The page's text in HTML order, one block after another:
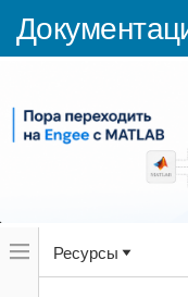
Переключатель
навигационного
меню
Ресурсы